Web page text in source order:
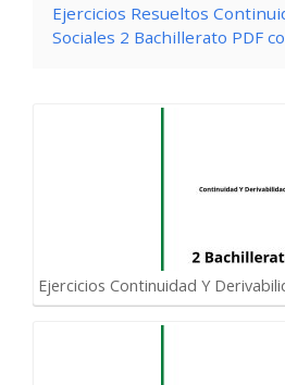
Ejercicios Resueltos
Sociales 2 Bachillerato PDF
Ejercicios Continuidad Y